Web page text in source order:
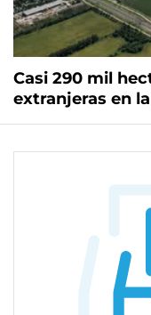
Casi 290 mil
extranjeras en